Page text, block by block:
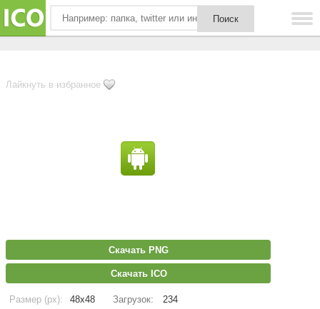
Лайкнуть в избранное
Скачать PNG
Скачать ICO
Размер (px): 48x48 Загрузок: 234